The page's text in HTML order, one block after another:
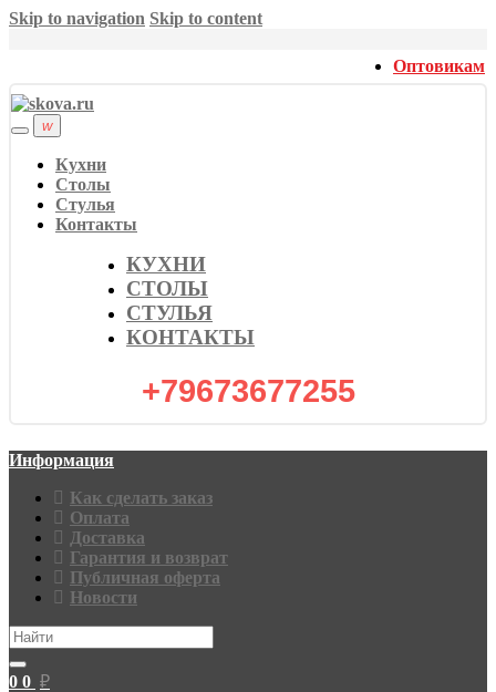
Skip to navigation Skip to content
Оптовикам
Кухни
Столы
Стулья
Контакты
КУХНИ
СТОЛЫ
СТУЛЬЯ
КОНТАКТЫ
+79673677255
Информация
Как сделать заказ
Оплата
Доставка
Гарантия и возврат
Публичная оферта
Новости
Search
for:
0 0 ₽